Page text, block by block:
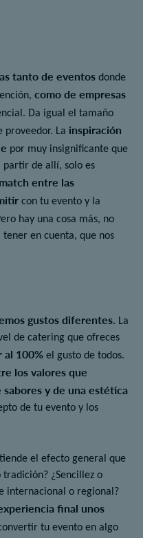
tanto de eventos donde
como de empresas
Da igual el tamaño
proveedor. La inspiración
por muy insignificante que
de allí, solo es
match entre las
con tu evento y la
hay una cosa más, no
en cuenta, que nos
gustos diferentes. La
de catering que ofreces
al 100% el gusto de todos.
los valores que
y de una estética
de tu evento y los
el efecto general que
¿Sencillez o
internacional o regional?
final unos
tu evento en algo